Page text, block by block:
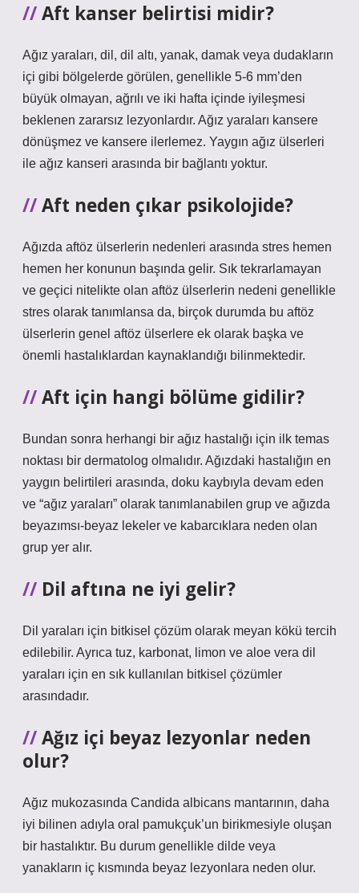
Aft kanser belirtisi midir?
Ağız yaraları, dil, dil altı, yanak, damak veya dudakların
içi gibi bölgelerde görülen, genellikle 5-6 mm’den
büyük olmayan, ağrılı ve iki hafta içinde iyileşmesi
beklenen zararsız lezyonlardır. Ağız yaraları kansere
dönüşmez ve kansere ilerlemez. Yaygın ağız ülserleri
ile ağız kanseri arasında bir bağlantı yoktur.
Aft neden çıkar psikolojide?
Ağızda aftöz ülserlerin nedenleri arasında stres hemen
hemen her konunun başında gelir. Sık tekrarlamayan
ve geçici nitelikte olan aftöz ülserlerin nedeni genellikle
stres olarak tanımlansa da, birçok durumda bu aftöz
ülserlerin genel aftöz ülserlere ek olarak başka ve
önemli hastalıklardan kaynaklandığı bilinmektedir.
Aft için hangi bölüme gidilir?
Bundan sonra herhangi bir ağız hastalığı için ilk temas
noktası bir dermatolog olmalıdır. Ağızdaki hastalığın en
yaygın belirtileri arasında, doku kaybıyla devam eden
ve “ağız yaraları” olarak tanımlanabilen grup ve ağızda
beyazımsı-beyaz lekeler ve kabarcıklara neden olan
grup yer alır.
Dil aftına ne iyi gelir?
Dil yaraları için bitkisel çözüm olarak meyan kökü tercih
edilebilir. Ayrıca tuz, karbonat, limon ve aloe vera dil
yaraları için en sık kullanılan bitkisel çözümler
arasındadır.
Ağız içi beyaz lezyonlar neden
olur?
Ağız mukozasında Candida albicans mantarının, daha
iyi bilinen adıyla oral pamukçuk’un birikmesiyle oluşan
bir hastalıktır. Bu durum genellikle dilde veya
yanakların iç kısmında beyaz lezyonlara neden olur.